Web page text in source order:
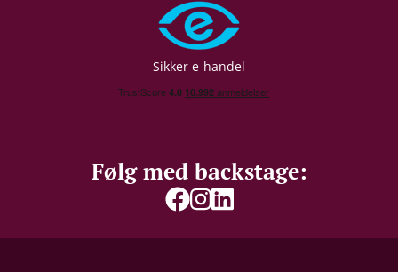
Sikker e-handel
Følg med backstage: